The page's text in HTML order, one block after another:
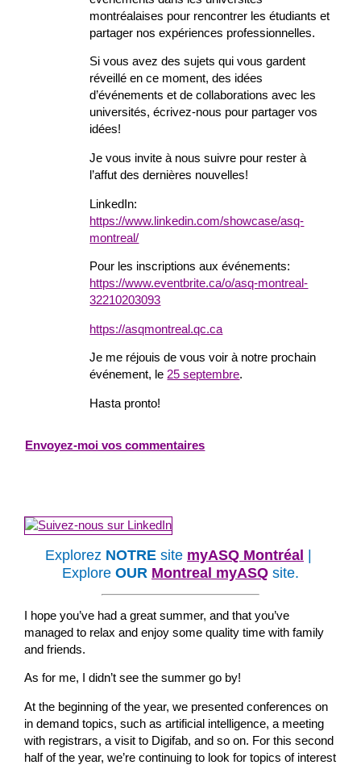
montréalaises pour rencontrer les étudiants et
partager nos expériences professionnelles.
Si vous avez des sujets qui vous gardent
réveillé en ce moment, des idées
d’événements et de collaborations avec les
universités, écrivez-nous pour partager vos
idées!
Je vous invite à nous suivre pour rester à
l’affut des dernières nouvelles!
LinkedIn:
https://www.linkedin.com/showcase/asq-
montreal/
Pour les inscriptions aux événements:
https://www.eventbrite.ca/o/asq-montreal-
32210203093
https://asqmontreal.qc.ca
Je me réjouis de vous voir à notre prochain
événement, le25 septembre.
Hasta pronto!
Envoyez-moi vos commentaires
Explorez NOTRE site myASQ Montréal |
Explore OUR Montreal myASQ site.
I hope you’ve had a great summer, and that you’ve
managed to relax and enjoy some quality time with family
and friends.
As for me, I didn’t see the summer go by!
At the beginning of the year, we presented conferences on
in demand topics, such as artificial intelligence, a meeting
with registrars, a visit to Digifab, and so on. For this second
half of the year, we’re continuing to look for topics of interest